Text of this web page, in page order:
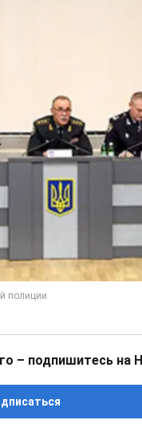
– подпишитесь на